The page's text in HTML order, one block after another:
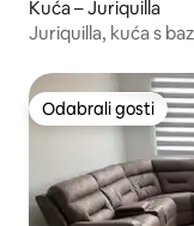
Kuća – Juriquilla
Juriquilla, kuća s
Odabrali gosti
Odabrali gosti